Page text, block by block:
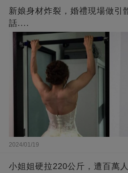
新娘身材炸裂，婚禮現場做引
話....
2024/01/19
小姐姐硬拉220公斤，遭百萬